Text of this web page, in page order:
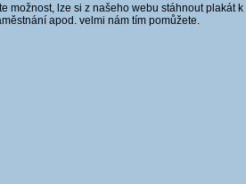
možnost, lze si z našeho webu stáhnout plakát
apod. velmi nám tím pomůžete.